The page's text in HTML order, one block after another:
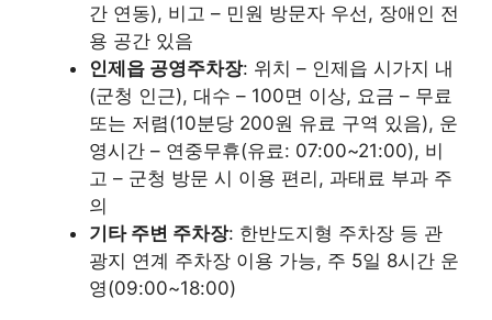
간 연동), 비고 – 민원 방문자 우선, 장애인 전
용 공간 있음
인제읍 공영주차장: 위치 – 인제읍 시가지 내
(군청 인근), 대수 – 100면 이상, 요금 – 무료
또는 저렴(10분당 200원 유료 구역 있음), 운
영시간 – 연중무휴(유료: 07:00~21:00), 비
고 – 군청 방문 시 이용 편리, 과태료 부과 주
의
기타 주변 주차장: 한반도지형 주차장 등 관
광지 연계 주차장 이용 가능, 주 5일 8시간 운
영(09:00~18:00)